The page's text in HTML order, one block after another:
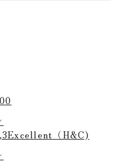
（H&C)